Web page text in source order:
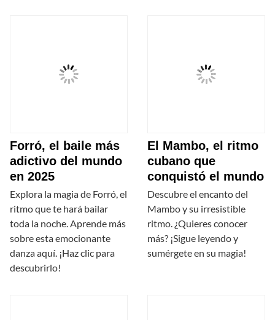
Forró, el baile más
adictivo del mundo
en 2025
Explora la magia de Forró, el
ritmo que te hará bailar
toda la noche. Aprende más
sobre esta emocionante
danza aquí. ¡Haz clic para
descubrirlo!
El Mambo, el ritmo
cubano que
conquistó el mundo
Descubre el encanto del
Mambo y su irresistible
ritmo. ¿Quieres conocer
más? ¡Sigue leyendo y
sumérgete en su magia!